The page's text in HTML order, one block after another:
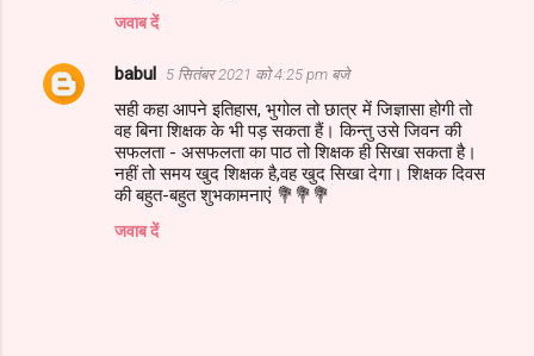
जवाब दें
babul 5 सितंबर 2021 को 4:25 pm बजे
सही कहा आपने इतिहास, भुगोल तो छात्र में जिज्ञासा होगी तो
वह बिना शिक्षक के भी पड़ सकता हैं। किन्तु उसे जिवन की
सफलता - असफलता का पाठ तो शिक्षक ही सिखा सकता है।
नहीं तो समय खुद शिक्षक है,वह खुद सिखा देगा। शिक्षक दिवस
की बहुत-बहुत शुभकामनाएं 💐💐💐
जवाब दें